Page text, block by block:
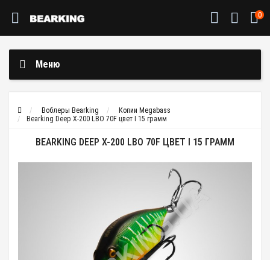
0
Меню
Воблеры Bearking
Копии Megabass
Bearking Deep X-200 LBO 70F цвет I 15 грамм
BEARKING DEEP X-200 LBO 70F ЦВЕТ I 15 ГРАММ